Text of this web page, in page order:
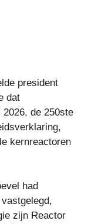
president
dat
de 250ste
kernreactoren
had
zijn Reactor